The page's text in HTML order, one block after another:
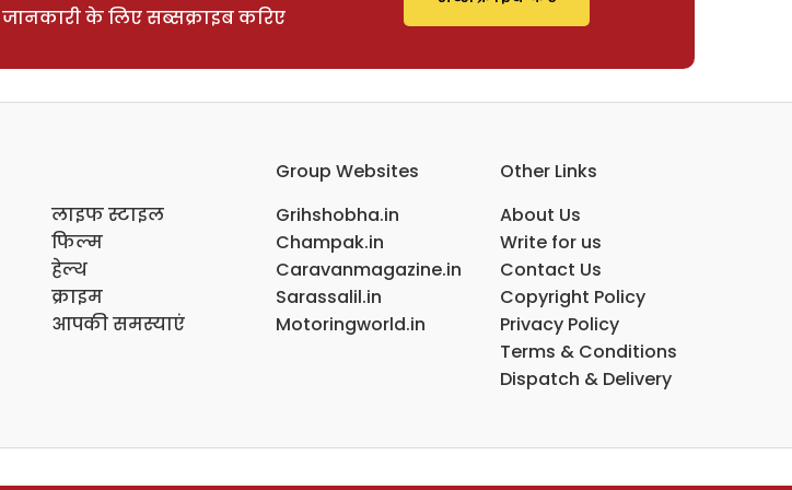
के लिए सब्सक्राइब करिए
लाइफ स्टाइल
फिल्म
हेल्थ
क्राइम
आपकी समस्याएं
Group Websites
Grihshobha.in
Champak.in
Caravanmagazine.in
Sarassalil.in
Motoringworld.in
Other Links
About Us
Write for us
Contact Us
Copyright Policy
Privacy Policy
Terms & Conditions
Dispatch & Delivery